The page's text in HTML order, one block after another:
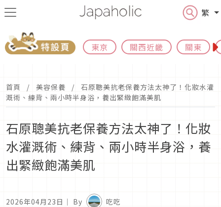
繁
東京 關西近畿 關東
首頁 美容保養
石原聰美抗老保養方法太神了！化妝水灌
溉術、練背、兩小時半身浴，養出緊緻飽滿美肌
石原聰美抗老保養方法太神了！化妝
水灌溉術、練背、兩小時半身浴，養
出緊緻飽滿美肌
2026年04月23日 ｜ By 吃吃